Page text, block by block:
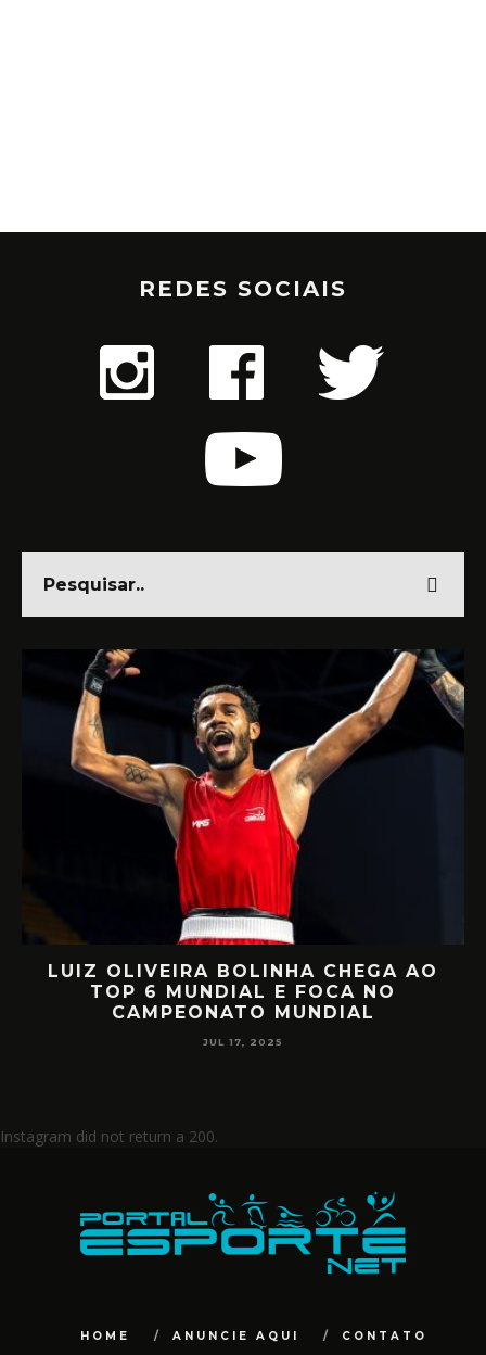
REDES SOCIAIS
LUIZ OLIVEIRA BOLINHA CHEGA AO
TOP 6 MUNDIAL E FOCA NO
CAMPEONATO MUNDIAL
JUL 17, 2025
Instagram did not return a 200.
HOME ANUNCIE AQUI CONTATO